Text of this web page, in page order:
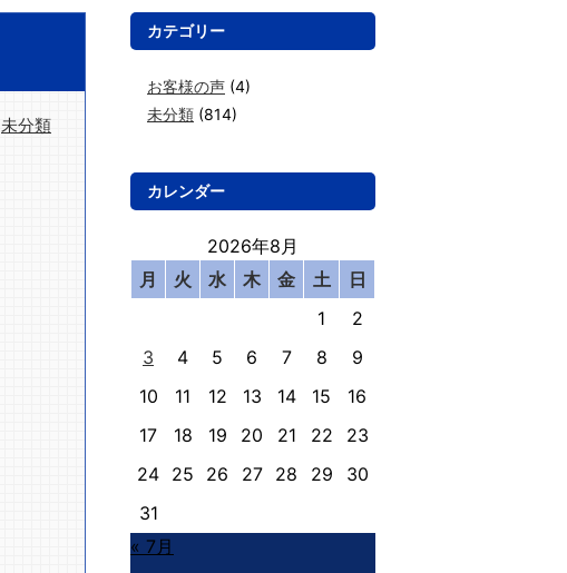
未分類
カテゴリー
お客様の声 (4)
未分類 (814)
カレンダー
2026年8月
月
火 水 木 金 土
日
1
2
3
4 5 6 7 8
9
10
11 12 13 14 15
16
17
18 19 20 21 22
23
24 25 26 27 28 29
30
31
« 7月